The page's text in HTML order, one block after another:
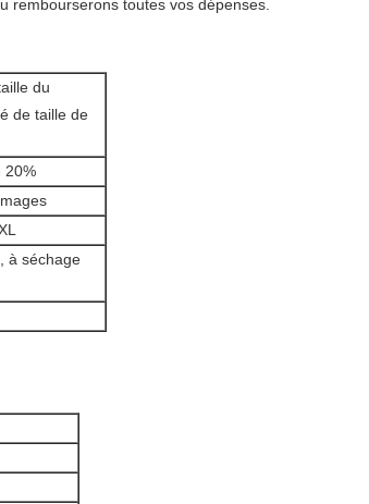
rembourserons toutes vos dépenses.
du
de taille de
20%
à séchage